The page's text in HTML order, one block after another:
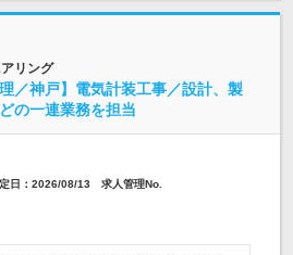
リング
／神戸】電気計装工事／設計、製
の一連業務を担当
日：2026/08/13 求人管理No.